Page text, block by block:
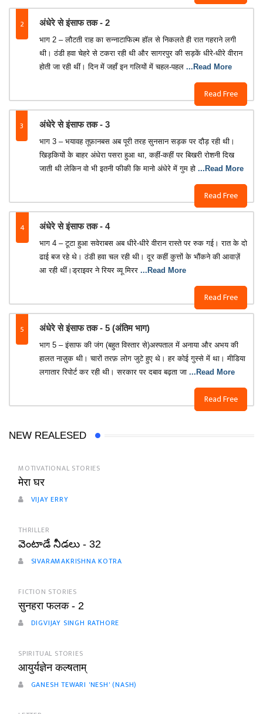
2 अंधेरे से इंसाफ तक - 2
Read Free
भाग 2 – लौटती राह का सन्नाटाफिल्म हॉल से निकलते ही रात गहराने लगी
थी। ठंडी हवा चेहरे से टकरा रही थी और सागरपुर की सड़कें धीरे-धीरे वीरान
होती जा रही थीं। दिन में जहाँ इन गलियों में चहल-पहल ...Read More
3 अंधेरे से इंसाफ तक - 3
Read Free
भाग 3 – भयावह तूफ़ानबस अब पूरी तरह सुनसान सड़क पर दौड़ रही थी।
खिड़कियों के बाहर अंधेरा पसरा हुआ था, कहीं-कहीं पर बिखरी रोशनी दिख
जाती थी लेकिन वो भी इतनी फीकी कि मानो अंधेरे में गुम हो ...Read More
4 अंधेरे से इंसाफ तक - 4
Read Free
भाग 4 – टूटा हुआ सवेराबस अब धीरे-धीरे वीरान रास्ते पर रुक गई। रात के दो
ढाई बज रहे थे। ठंडी हवा चल रही थी। दूर कहीं कुत्तों के भौंकने की आवाज़ें
आ रही थीं।ड्राइवर ने रियर व्यू मिरर ...Read More
5 अंधेरे से इंसाफ तक - 5 (अंतिम भाग)
Read Free
भाग 5 – इंसाफ की जंग (बहुत विस्तार से)अस्पताल में अनाया और अभय की
हालत नाज़ुक थी। चारों तरफ़ लोग जुटे हुए थे। हर कोई गुस्से में था। मीडिया
लगातार रिपोर्ट कर रही थी। सरकार पर दबाव बढ़ता जा ...Read More
NEW REALESED
MOTIVATIONAL STORIES
मेरा घर
VIJAY ERRY
THRILLER
వెంటాడే నీడలు - 32
SIVARAMAKRISHNA KOTRA
FICTION STORIES
सुनहरा फलक - 2
DIGVIJAY SINGH RATHORE
SPIRITUAL STORIES
आयुर्यज्ञेन कल्षताम्
GANESH TEWARI 'NESH' (NASH)